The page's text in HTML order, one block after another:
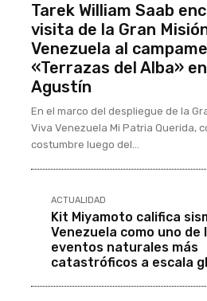
Tarek William Saab
visita de la Gran
Venezuela al
«Terrazas del Alba»
Agustín
En el marco del despliegue de la
Viva Venezuela Mi Patria Querida,
costumbre luego del...
ACTUALIDAD
Kit Miyamoto califica
Venezuela como uno de
eventos naturales más
catastróficos a escala